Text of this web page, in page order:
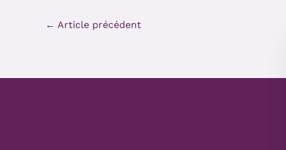
← Article précédent